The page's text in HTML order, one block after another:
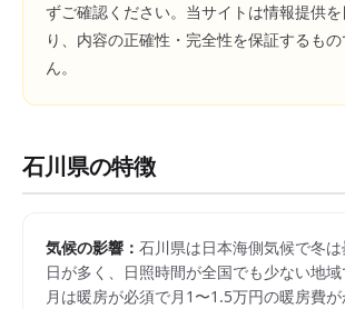
ずご確認ください。当サイトは情報提供
り、内容の正確性・完全性を保証するも
ん。
石川県の特徴
気候の影響： 石川県は日本海側気候で冬
日が多く、日照時間が全国でも少ない地
月は暖房が必須で月1〜1.5万円の暖房費